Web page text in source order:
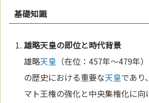
基礎知識
雄略天皇の即位と時代背景
雄略天皇 （在位：457年～479年
の歴史における重要な天皇であり
マト王権の強化と中央集権化に向